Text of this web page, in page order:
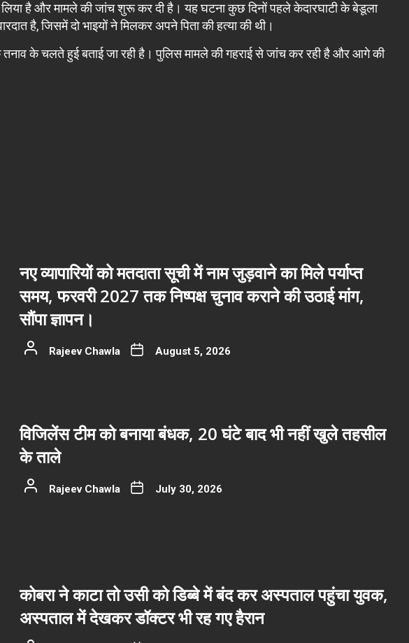
लिया है और मामले की जांच शुरू कर दी है। यह घटना कुछ दिनों पहले केदारघाटी के बेडूला
है, जिसमें दो भाइयों ने मिलकर अपने पिता की हत्या की थी।
तनाव के चलते हुई बताई जा रही है। पुलिस मामले की गहराई से जांच कर रही है और आगे की
नए व्यापारियों को मतदाता सूची में नाम जुड़वाने का मिले पर्याप्त
समय, फरवरी 2027 तक निष्पक्ष चुनाव कराने की उठाई मांग,
सौंपा ज्ञापन।
Rajeev Chawla August 5, 2026
विजिलेंस टीम को बनाया बंधक, 20 घंटे बाद भी नहीं खुले तहसील
के ताले
Rajeev Chawla July 30, 2026
कोबरा ने काटा तो उसी को डिब्बे में बंद कर अस्पताल पहुंचा युवक,
अस्पताल में देखकर डॉक्टर भी रह गए हैरान